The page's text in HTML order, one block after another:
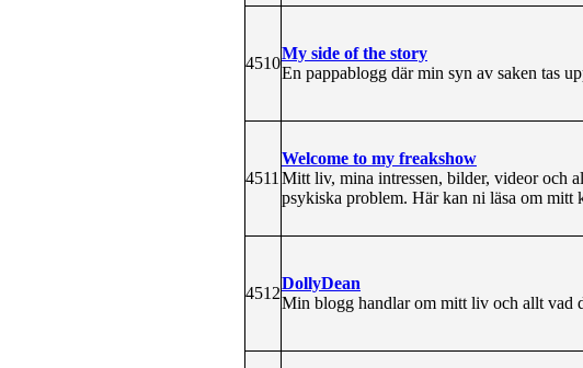
4510
My side of the story
En pappablogg där min syn av saken tas
4511
Welcome to my freakshow
Mitt liv, mina intressen, bilder, videor och
psykiska problem. Här kan ni läsa om mitt
4512
DollyDean
Min blogg handlar om mitt liv och allt vad